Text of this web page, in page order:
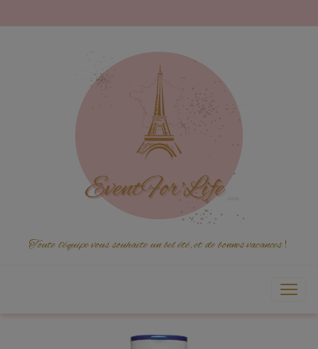
Toute l'équipe vous souhaite un bel été, et de bonnes vacances !